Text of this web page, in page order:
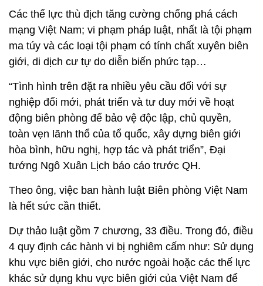
Các thế lực thù địch tăng cường chống phá cách
mạng Việt Nam; vi phạm pháp luật, nhất là tội phạm
ma túy và các loại tội phạm có tính chất xuyên biên
giới, di dịch cư tự do diễn biến phức tạp…
“Tình hình trên đặt ra nhiều yêu cầu đối với sự
nghiệp đổi mới, phát triển và tư duy mới về hoạt
động biên phòng để bảo vệ độc lập, chủ quyền,
toàn vẹn lãnh thổ của tổ quốc, xây dựng biên giới
hòa bình, hữu nghị, hợp tác và phát triển”, Đại
tướng Ngô Xuân Lịch báo cáo trước QH.
Theo ông, việc ban hành luật Biên phòng Việt Nam
là hết sức cần thiết.
Dự thảo luật gồm 7 chương, 33 điều. Trong đó, điều
4 quy định các hành vi bị nghiêm cấm như: Sử dụng
khu vực biên giới, cho nước ngoài hoặc các thế lực
khác sử dụng khu vực biên giới của Việt Nam để